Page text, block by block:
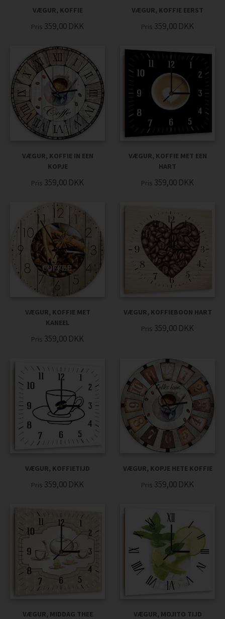
VÆGUR, KOFFIE
Pris 359,00 DKK
VÆGUR, KOFFIE EERST
Pris 359,00 DKK
VÆGUR, KOFFIE IN EEN
KOPJE
Pris 359,00 DKK
VÆGUR, KOFFIE MET EEN
HART
Pris 359,00 DKK
VÆGUR, KOFFIE MET
KANEEL
Pris 359,00 DKK
VÆGUR, KOFFIEBOON HART
Pris 359,00 DKK
VÆGUR, KOFFIETIJD
Pris 359,00 DKK
VÆGUR, KOPJE HETE KOFFIE
Pris 359,00 DKK
VÆGUR, MIDDAG THEE VÆGUR, MOJITO TIJD